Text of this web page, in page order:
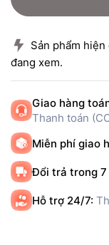
Sản phẩm hiện
đang xem.
Giao hàng
Thanh toán
Miễn phí giao
Đổi trả trong 7
Hỗ trợ 24/7: